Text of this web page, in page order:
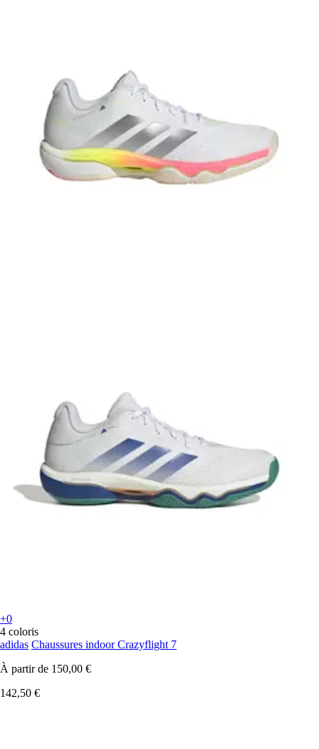
+0
4 coloris
adidas Chaussures indoor Crazyflight 7
À partir de 150,00 €
142,50 €